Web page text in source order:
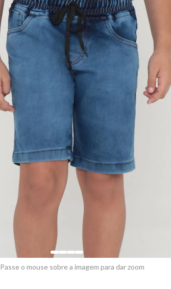
Passe o mouse sobre a imagem para dar zoom